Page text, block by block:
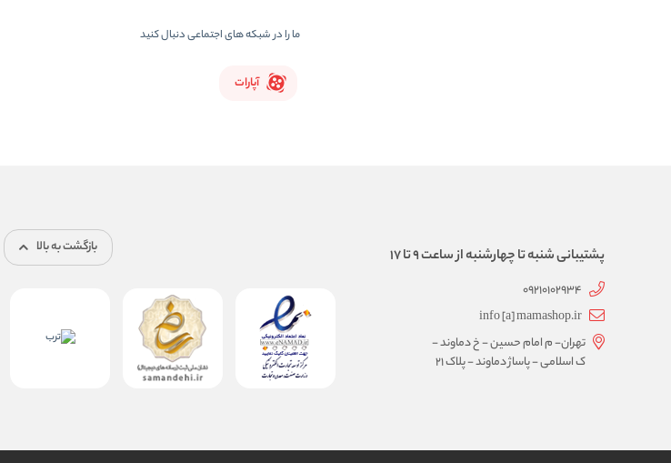
ما را در شبکه های اجتماعی دنبال کنید
آپارات
پشتیبانی شنبه تا چهارشنبه از ساعت 9 تا 17
09210102934
info [a] mamashop.ir
تهران- م امام حسین - خ دماوند -
ک اسلامی - پاساژ دماوند - پلاک 21
بازگشت به بالا